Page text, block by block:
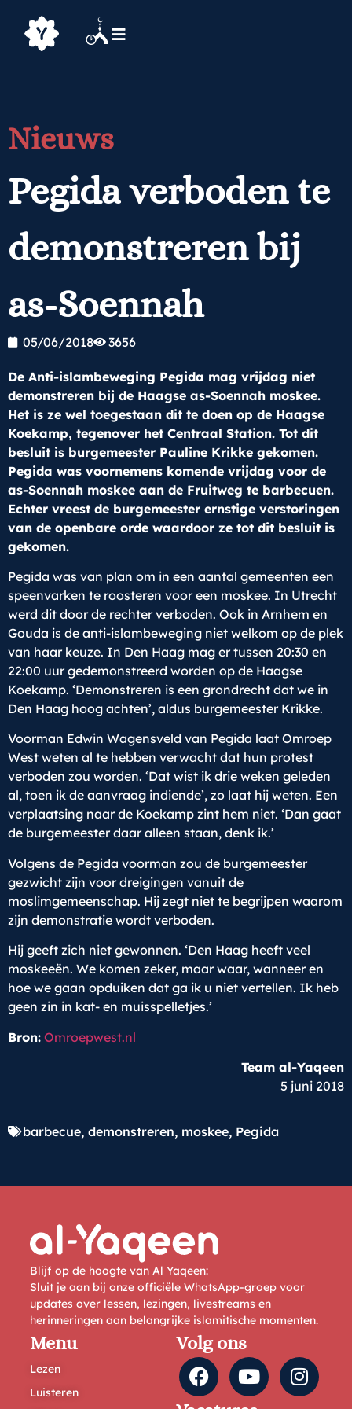
Nieuws
Pegida verboden te
demonstreren bij
as-Soennah
05/06/2018 3656
De Anti-islambeweging Pegida mag vrijdag niet
demonstreren bij de Haagse as-Soennah moskee.
Het is ze wel toegestaan dit te doen op de Haagse
Koekamp, tegenover het Centraal Station. Tot dit
besluit is burgemeester Pauline Krikke gekomen.
Pegida was voornemens komende vrijdag voor de
as-Soennah moskee aan de Fruitweg te barbecuen.
Echter vreest de burgemeester ernstige verstoringen
van de openbare orde waardoor ze tot dit besluit is
gekomen.
Pegida was van plan om in een aantal gemeenten een
speenvarken te roosteren voor een moskee. In Utrecht
werd dit door de rechter verboden. Ook in Arnhem en
Gouda is de anti-islambeweging niet welkom op de plek
van haar keuze. In Den Haag mag er tussen 20:30 en
22:00 uur gedemonstreerd worden op de Haagse
Koekamp. ‘Demonstreren is een grondrecht dat we in
Den Haag hoog achten’, aldus burgemeester Krikke.
Voorman Edwin Wagensveld van Pegida laat Omroep
West weten al te hebben verwacht dat hun protest
verboden zou worden. ‘Dat wist ik drie weken geleden
al, toen ik de aanvraag indiende’, zo laat hij weten. Een
verplaatsing naar de Koekamp zint hem niet. ‘Dan gaat
de burgemeester daar alleen staan, denk ik.’
Volgens de Pegida voorman zou de burgemeester
gezwicht zijn voor dreigingen vanuit de
moslimgemeenschap. Hij zegt niet te begrijpen waarom
zijn demonstratie wordt verboden.
Hij geeft zich niet gewonnen. ‘Den Haag heeft veel
moskeeën. We komen zeker, maar waar, wanneer en
hoe we gaan opduiken dat ga ik u niet vertellen. Ik heb
geen zin in kat- en muisspelletjes.’
Bron: Omroepwest.nl
Team al-Yaqeen
5 juni 2018
barbecue, demonstreren, moskee, Pegida
Blijf op de hoogte van Al Yaqeen:
Sluit je aan bij onze officiële WhatsApp-groep voor
updates over lessen, lezingen, livestreams en
herinneringen aan belangrijke islamitische momenten.
Menu
Lezen
Luisteren
Volg ons